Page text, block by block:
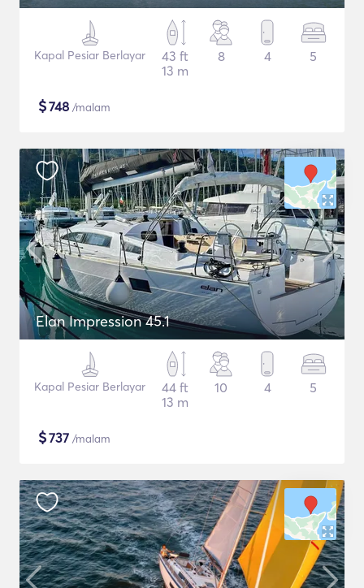
Kapal Pesiar Berlayar
43 ft
13 m
8 4 5
$748 /malam
Elan Impression 45.1
Kapal Pesiar Berlayar
44 ft
13 m
10 4 5
$737 /malam